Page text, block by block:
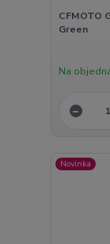
CFMOTO
Green
Na
Novinka